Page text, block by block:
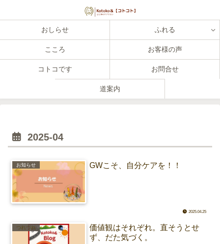
おしらせ ふれる
こころ お客様の声
コトコです お問合せ
道案内
2025-04
お知らせ GWこそ、自分ケアを！！
2025.04.25
つれづれ
価値観はそれぞれ。直そうとせ
ず、だた気づく。